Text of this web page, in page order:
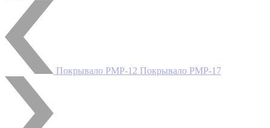
Покрывало PMP-12 Покрывало PMP-17